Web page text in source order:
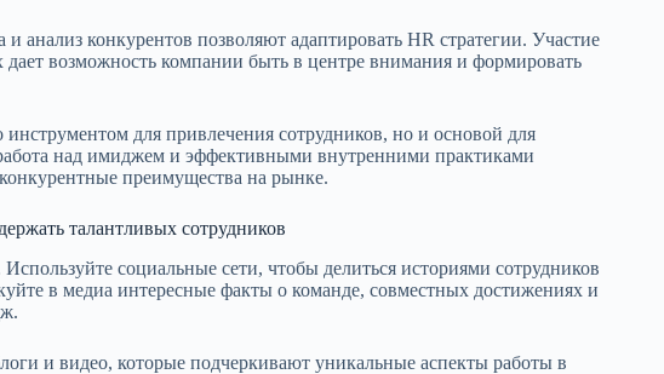
анализ конкурентов позволяют адаптировать HR стратегии. Участие
возможность компании быть в центре внимания и формировать
для привлечения сотрудников, но и основой для
над имиджем и эффективными внутренними практиками
преимущества на рынке.
талантливых сотрудников
социальные сети, чтобы делиться историями сотрудников
в медиа интересные факты о команде, совместных достижениях и
и видео, которые подчеркивают уникальные аспекты работы в